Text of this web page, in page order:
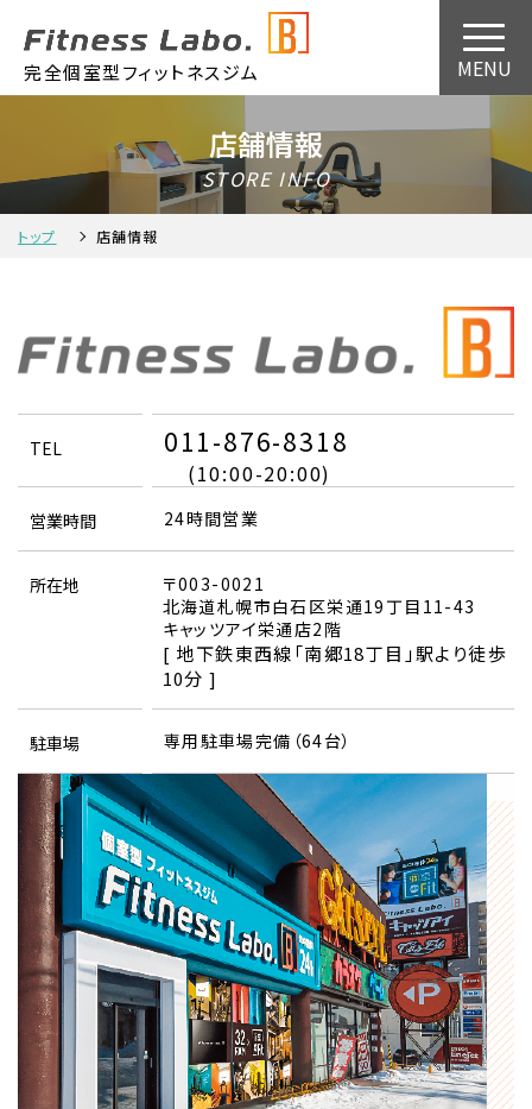
完全個室型フィットネスジム
店舗情報
STORE INFO
トップ 店舗情報
TEL 011-876-8318
(10:00-20:00)
営業時間 24時間営業
所在地
〒003-0021
北海道札幌市白石区栄通19丁目11-43
キャッツアイ栄通店2階
[ 地下鉄東西線「南郷18丁目」駅より徒歩
10分 ]
駐車場 専用駐車場完備（64台）